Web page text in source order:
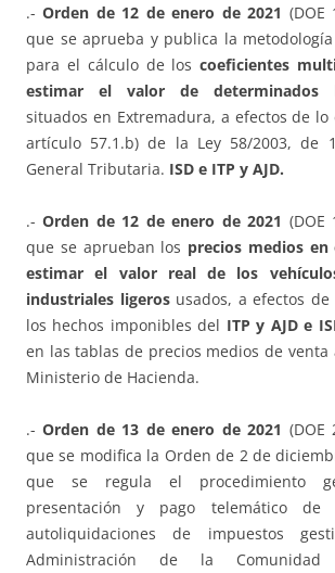
.-Orden de 12 de enero de 2021 (DOE
que se aprueba y publica la
para el cálculo de loscoeficientes
estimar el valor de determinados
situados en Extremadura, a efectos de
artículo 57.1.b) de la Ley 58/2003, de
General Tributaria. ISD e ITP y AJD.
.-Orden de 12 de enero de 2021 (DOE
que se aprueban los precios medios
estimar el valor real de los
industriales ligerosusados, a efectos
los hechos imponibles del ITP y AJD e
en las tablas de precios medios de venta
Ministerio de Hacienda.
.-Orden de 13 de enero de 2021 (DOE
que se modifica la Orden de 2 de
que se regula el procedimiento
presentación y pago telemático de
autoliquidaciones de impuestos
Administración de la Comunidad